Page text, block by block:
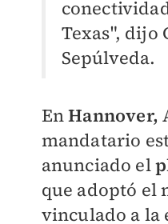
Texas", dijo
Sepúlveda.
EnHannover,
mandatario
anunciado el
que adoptó el
vinculado a la